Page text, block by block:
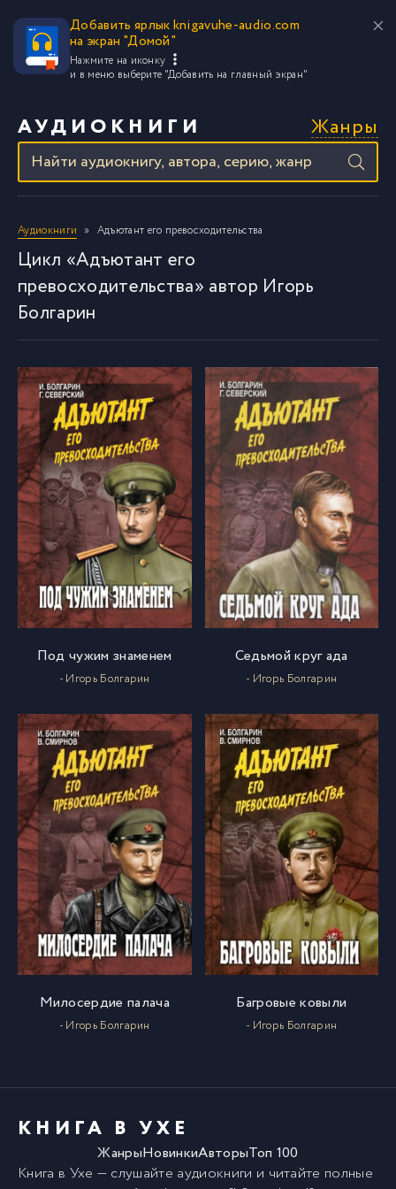
Добавить ярлык knigavuhe-audio.com
на экран "Домой"
Нажмите на иконку
и в меню выберите "Добавить на главный экран"
АУДИОКНИГИ Жанры
Аудиокниги Адъютант его превосходительства
Цикл «Адъютант его
превосходительства» автор Игорь
Болгарин
Под чужим знаменем
- Игорь Болгарин
Седьмой круг ада
- Игорь Болгарин
Милосердие палача
- Игорь Болгарин
Багровые ковыли
- Игорь Болгарин
КНИГА В УХЕ
ЖанрыНовинкиАвторыТоп 100
Книга в Ухе — слушайте аудиокниги и читайте полные